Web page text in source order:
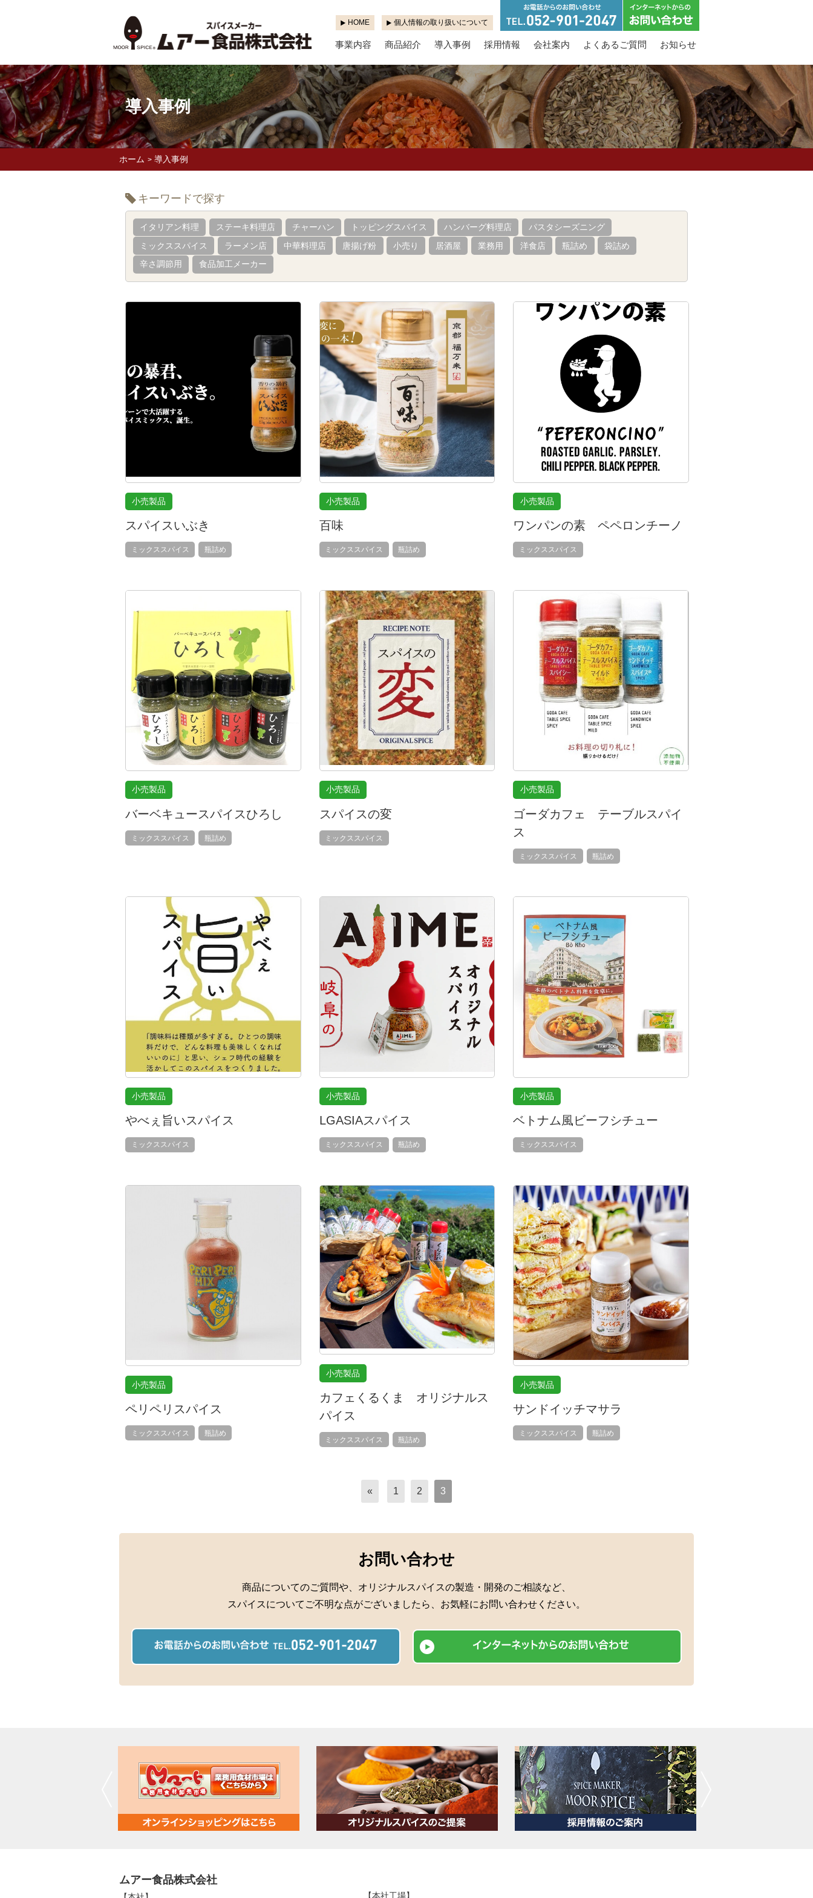
個人情報の取り扱いについて
HOME
事業内容 商品紹介 導入事例 採用情報 会社案内 よくあるご質問 お知らせ
導入事例
ホーム > 導入事例
キーワードで探す
イタリアン料理 ステーキ料理店 チャーハン トッピングスパイス ハンバーグ料理店
パスタシーズニング
ミックススパイス
ラーメン店 中華料理店 唐揚げ粉 小売り 居酒屋 業務用 洋食店 瓶詰め
袋詰め
辛さ調節用
食品加工メーカー
小売製品
スパイスいぶき
ミックススパイス 瓶詰め
小売製品
百味
ミックススパイス 瓶詰め
小売製品
ワンパンの素 ペペロンチーノ
ミックススパイス
小売製品
バーベキュースパイスひろし
ミックススパイス 瓶詰め
小売製品
スパイスの変
ミックススパイス
小売製品
ゴーダカフェ テーブルスパイ
ス
ミックススパイス 瓶詰め
小売製品
やべぇ旨いスパイス
ミックススパイス
小売製品
LGASIAスパイス
ミックススパイス 瓶詰め
小売製品
ベトナム風ビーフシチュー
ミックススパイス
小売製品
ペリペリスパイス
ミックススパイス 瓶詰め
小売製品
カフェくるくま オリジナルス
パイス
ミックススパイス 瓶詰め
小売製品
サンドイッチマサラ
ミックススパイス 瓶詰め
« 1 2 3
お問い合わせ
商品についてのご質問や、オリジナルスパイスの製造・開発のご相談など、
スパイスについてご不明な点がございましたら、お気軽にお問い合わせください。
ムアー食品株式会社
【本社工場】